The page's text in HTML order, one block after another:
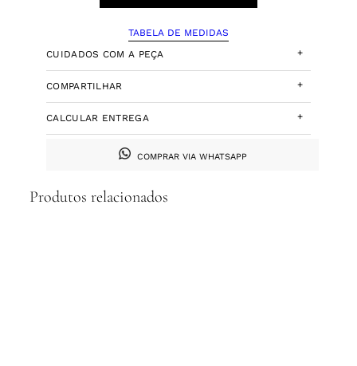
TABELA DE MEDIDAS
CUIDADOS COM A PEÇA
+
COMPARTILHAR +
CALCULAR ENTREGA +
COMPRAR VIA WHATSAPP
Produtos relacionados